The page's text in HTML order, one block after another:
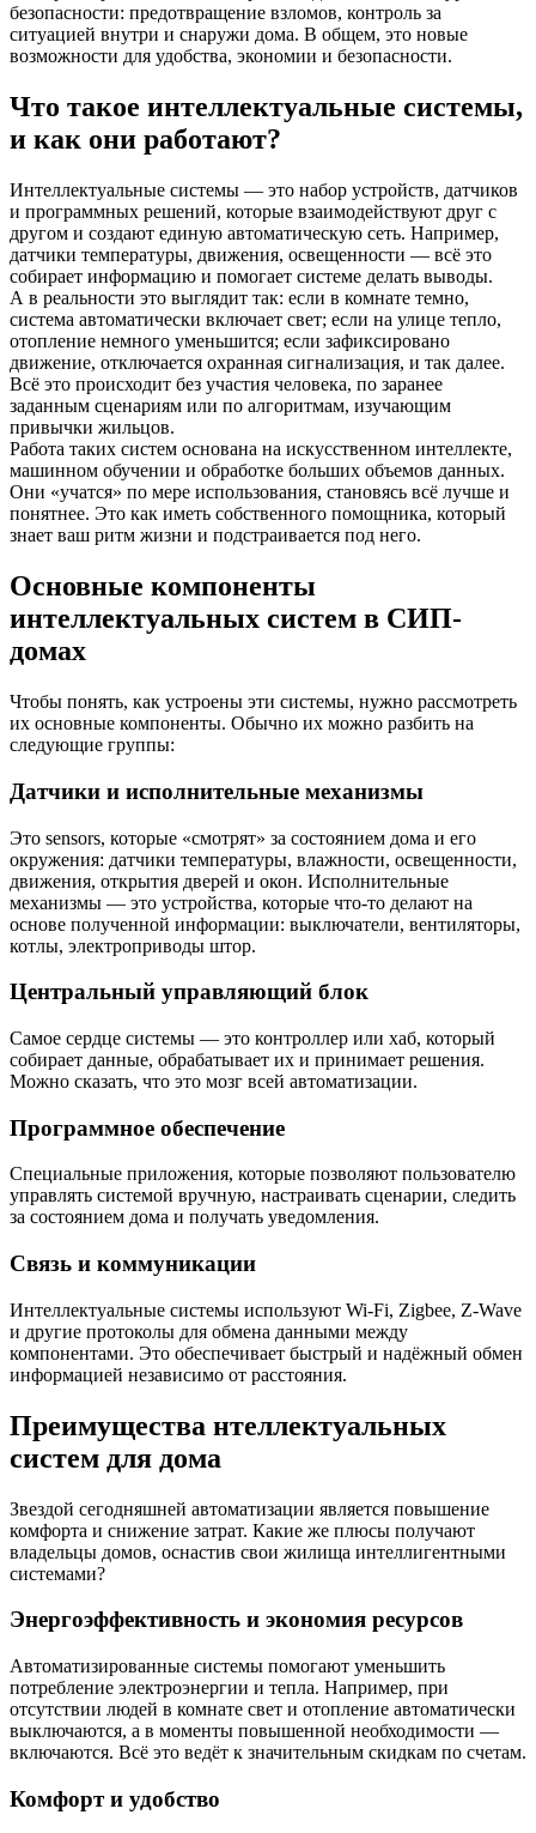
безопасности: предотвращение взломов, контроль за
ситуацией внутри и снаружи дома. В общем, это новые
возможности для удобства, экономии и безопасности.
Что такое интеллектуальные системы,
и как они работают?
Интеллектуальные системы — это набор устройств, датчиков
и программных решений, которые взаимодействуют друг с
другом и создают единую автоматическую сеть. Например,
датчики температуры, движения, освещенности — всё это
собирает информацию и помогает системе делать выводы.
А в реальности это выглядит так: если в комнате темно,
система автоматически включает свет; если на улице тепло,
отопление немного уменьшится; если зафиксировано
движение, отключается охранная сигнализация, и так далее.
Всё это происходит без участия человека, по заранее
заданным сценариям или по алгоритмам, изучающим
привычки жильцов.
Работа таких систем основана на искусственном интеллекте,
машинном обучении и обработке больших объемов данных.
Они «учатся» по мере использования, становясь всё лучше и
понятнее. Это как иметь собственного помощника, который
знает ваш ритм жизни и подстраивается под него.
Основные компоненты
интеллектуальных систем в СИП-
домах
Чтобы понять, как устроены эти системы, нужно рассмотреть
их основные компоненты. Обычно их можно разбить на
следующие группы:
Датчики и исполнительные механизмы
Это sensors, которые «смотрят» за состоянием дома и его
окружения: датчики температуры, влажности, освещенности,
движения, открытия дверей и окон. Исполнительные
механизмы — это устройства, которые что-то делают на
основе полученной информации: выключатели, вентиляторы,
котлы, электроприводы штор.
Центральный управляющий блок
Самое сердце системы — это контроллер или хаб, который
собирает данные, обрабатывает их и принимает решения.
Можно сказать, что это мозг всей автоматизации.
Программное обеспечение
Специальные приложения, которые позволяют пользователю
управлять системой вручную, настраивать сценарии, следить
за состоянием дома и получать уведомления.
Связь и коммуникации
Интеллектуальные системы используют Wi-Fi, Zigbee, Z-Wave
и другие протоколы для обмена данными между
компонентами. Это обеспечивает быстрый и надёжный обмен
информацией независимо от расстояния.
Преимущества нтеллектуальных
систем для дома
Звездой сегодняшней автоматизации является повышение
комфорта и снижение затрат. Какие же плюсы получают
владельцы домов, оснастив свои жилища интеллигентными
системами?
Энергоэффективность и экономия ресурсов
Автоматизированные системы помогают уменьшить
потребление электроэнергии и тепла. Например, при
отсутствии людей в комнате свет и отопление автоматически
выключаются, а в моменты повышенной необходимости —
включаются. Всё это ведёт к значительным скидкам по счетам.
Комфорт и удобство